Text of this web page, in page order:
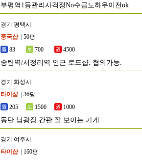
부평역1등관리사걱정No수급노하우이전ok
경기 평택시
중국샵
| 50평
83
700 4500
송탄역/서정리역 인근 로드샵. 협의가능.
경기 화성시
타이샵
| 36평
205
1500 1000
동탄 남광장 간판 잘 보이는 가게
경기 여주시
타이샵
| 160평